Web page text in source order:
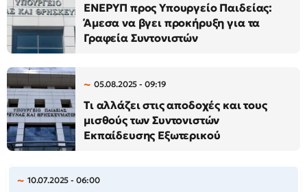
ΕΝΕΡΥΠ προς Υπουργείο Παιδείας:
Άμεσα να βγει προκήρυξη για τα
Γραφεία Συντονιστών
05.08.2025 - 09:19
Τι αλλάζει στις αποδοχές και τους
μισθούς των Συντονιστών
Εκπαίδευσης Εξωτερικού
10.07.2025 - 06:00